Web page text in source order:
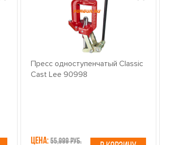
Пресс одноступенчатый Classic
Cast Lee 90998
Цена: 55,999 руб.